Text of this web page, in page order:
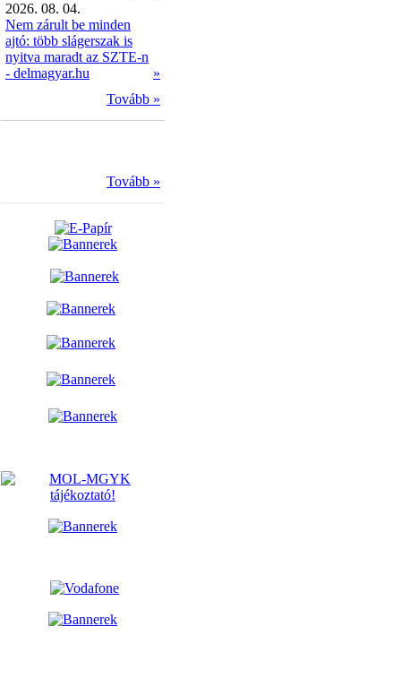
2026. 08. 04.
Nem zárult be minden
ajtó: több slágerszak is
nyitva maradt az SZTE-n
- delmagyar.hu
»
Tovább »
Tovább »